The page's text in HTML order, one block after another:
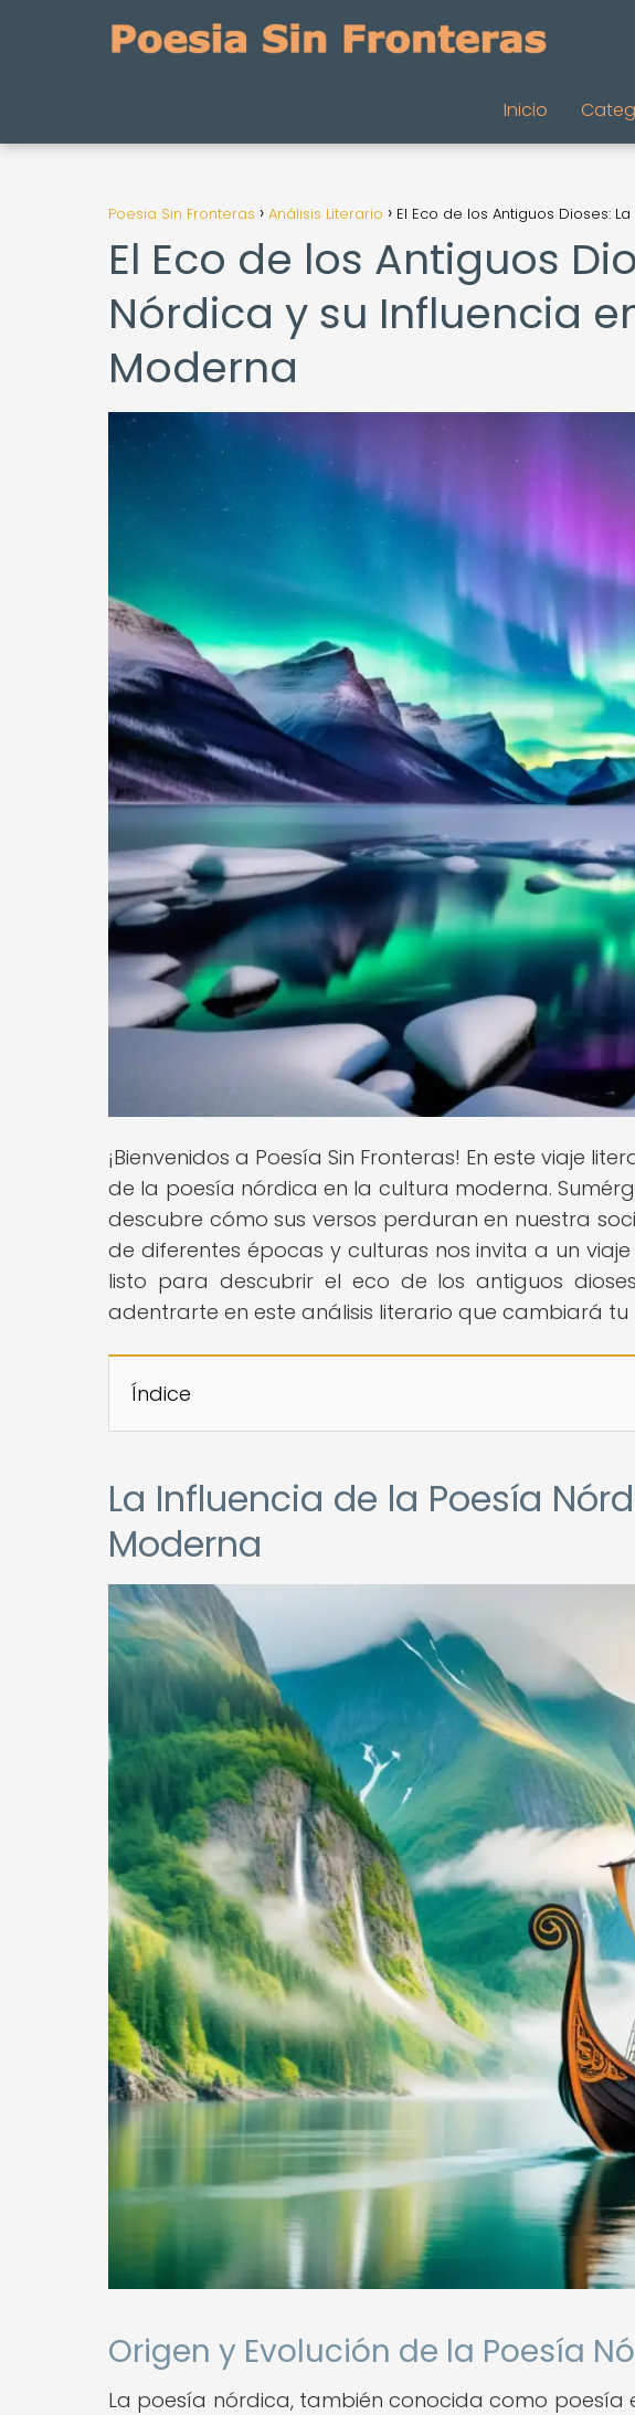
Inicio
Poesia Sin Fronteras Análisis Literario El Eco de los Antiguos Dioses:
El Eco de los Antiguos
Nórdica y su Influencia
Moderna
¡Bienvenidos a Poesía Sin Fronteras! En este viaje
de la poesía nórdica en la cultura moderna.
descubre cómo sus versos perduran en nuestra
de diferentes épocas y culturas nos invita a un
listo para descubrir el eco de los antiguos
adentrarte en este análisis literario que cambiará
Índice
La Influencia de la Poesía
Moderna
Origen y Evolución de la Poesía
La poesía nórdica, también conocida como poesía